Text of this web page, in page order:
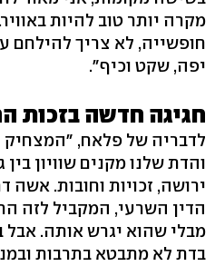
מקרה יותר טוב להיות
חופשייה, לא צריך להילחם
יפה, שקט וכיף".
חגיגה חדשה בזכות
לדבריה של פלאח, "המצחיק
והדת שלנו מקנים שוויון
ירושה, זכויות וחובות. אשה
הדין השרעי, המקביל לזה
מבלי שהוא יגרש אותה.
בדת לא מתבטא בתרבות